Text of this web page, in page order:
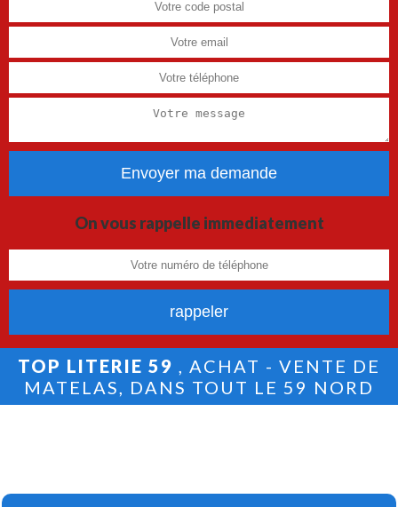
On vous rappelle immediatement
TOP LITERIE 59 , ACHAT - VENTE DE
MATELAS, DANS TOUT LE 59 NORD